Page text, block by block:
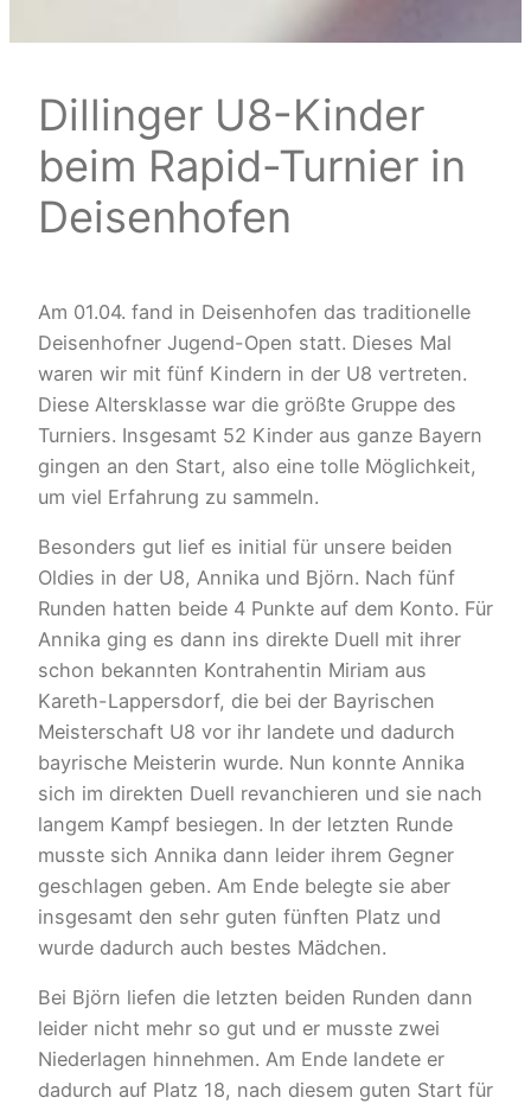
Dillinger U8-Kinder
beim Rapid-Turnier in
Deisenhofen
Am 01.04. fand in Deisenhofen das traditionelle
Deisenhofner Jugend-Open statt. Dieses Mal
waren wir mit fünf Kindern in der U8 vertreten.
Diese Altersklasse war die größte Gruppe des
Turniers. Insgesamt 52 Kinder aus ganze Bayern
gingen an den Start, also eine tolle Möglichkeit,
um viel Erfahrung zu sammeln.
Besonders gut lief es initial für unsere beiden
Oldies in der U8, Annika und Björn. Nach fünf
Runden hatten beide 4 Punkte auf dem Konto. Für
Annika ging es dann ins direkte Duell mit ihrer
schon bekannten Kontrahentin Miriam aus
Kareth-Lappersdorf, die bei der Bayrischen
Meisterschaft U8 vor ihr landete und dadurch
bayrische Meisterin wurde. Nun konnte Annika
sich im direkten Duell revanchieren und sie nach
langem Kampf besiegen. In der letzten Runde
musste sich Annika dann leider ihrem Gegner
geschlagen geben. Am Ende belegte sie aber
insgesamt den sehr guten fünften Platz und
wurde dadurch auch bestes Mädchen.
Bei Björn liefen die letzten beiden Runden dann
leider nicht mehr so gut und er musste zwei
Niederlagen hinnehmen. Am Ende landete er
dadurch auf Platz 18, nach diesem guten Start für